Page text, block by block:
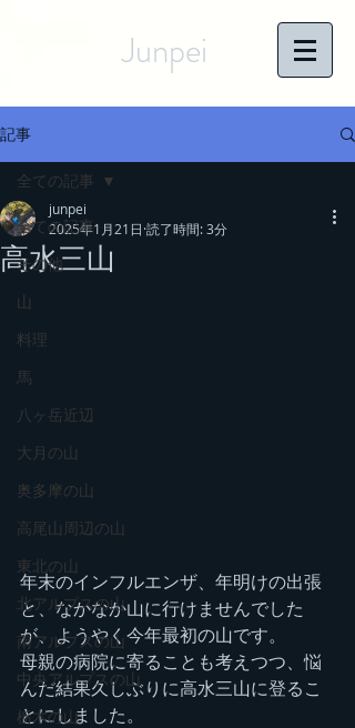
Junpei
記事
全ての記事
その他
山
料理
馬
八ヶ岳近辺
大月の山
奥多摩の山
高尾山周辺の山
東北の山
北アルプスの山
南アルプスの山
中央アルプスの山
栃木の山
全ての記事
高水三山
junpei
2025年1月21日 読了時間: 3分
年末のインフルエンザ、年明けの出張
と、なかなか山に行けませんでした
が、ようやく今年最初の山です。
母親の病院に寄ることも考えつつ、悩
んだ結果久しぶりに高水三山に登るこ
とにしました。